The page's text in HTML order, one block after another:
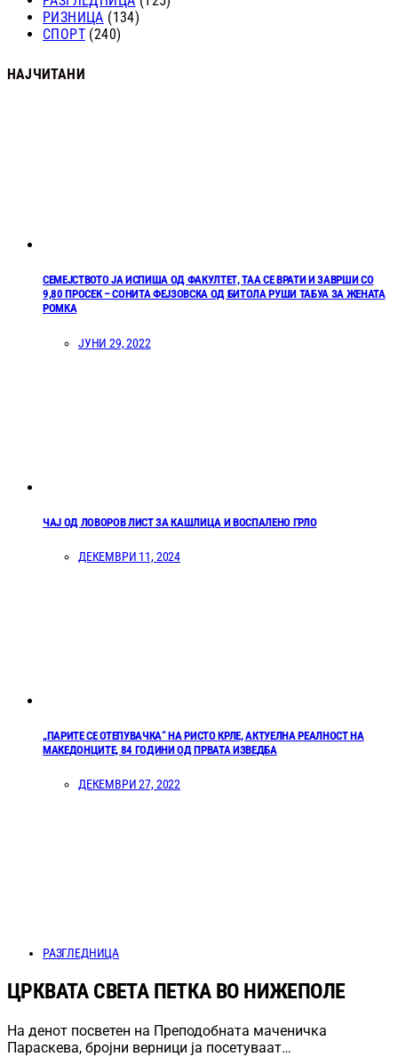
РИЗНИЦА (134)
СПОРТ (240)
НАЈЧИТАНИ
СЕМЕЈСТВОТО ЈА ИСПИША ОД ФАКУЛТЕТ, ТАА СЕ ВРАТИ И ЗАВРШИ СО
9,80 ПРОСЕК – СОНИТА ФЕЈЗОВСКА ОД БИТОЛА РУШИ ТАБУА ЗА ЖЕНАТА
РОМКА
ЈУНИ 29, 2022
ЧАЈ ОД ЛОВОРОВ ЛИСТ ЗА КАШЛИЦА И ВОСПАЛЕНО ГРЛО
ДЕКЕМВРИ 11, 2024
„ПАРИТЕ СЕ ОТЕПУВАЧКА“ НА РИСТО КРЛЕ, АКТУЕЛНА РЕАЛНОСТ НА
МАКЕДОНЦИТЕ, 84 ГОДИНИ ОД ПРВАТА ИЗВЕДБА
ДЕКЕМВРИ 27, 2022
РАЗГЛЕДНИЦА
ЦРКВАТА СВЕТА ПЕТКА ВО НИЖЕПОЛЕ
На денот посветен на Преподобната маченичка
Параскева, бројни верници ја посетуваат…